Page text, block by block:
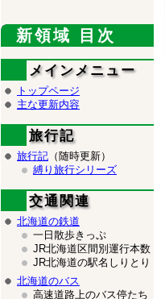
新領域 目次
メインメニュー
トップページ
主な更新内容
旅行記
旅行記 （随時更新）
縛り旅行シリーズ
交通関連
北海道の鉄道
一日散歩きっぷ
JR北海道区間別運行本数
JR北海道の駅名しりとり
北海道のバス
高速道路上のバス停たち